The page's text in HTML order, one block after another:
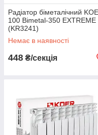
Радіатор біметалічний
100 Bimetal-350 EXTREME
(KR3241)
Немає в наявності
448 ₴/секція